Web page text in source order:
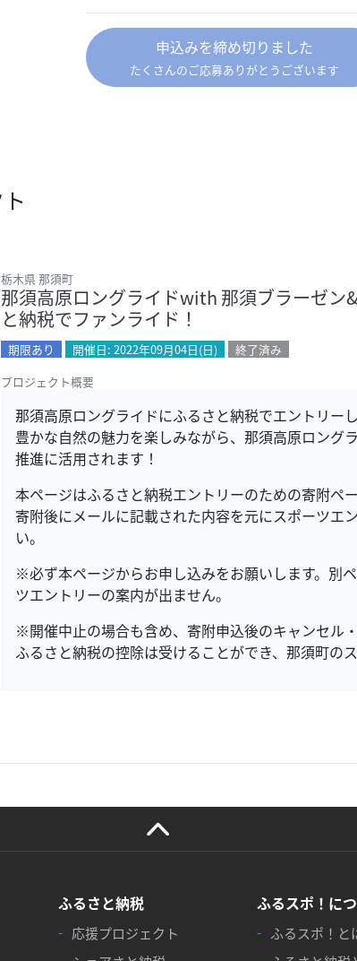
申込みを締め切りました
たくさんのご応募ありがとうございます
栃木県 那須町
那須高原ロングライドwith 那須ブラーゼン
と納税でファンライド！
期限あり 開催日: 2022年09月04日(日)
終了済み
プロジェクト概要
那須高原ロングライドにふるさと納税でエントリー
豊かな自然の魅力を楽しみながら、那須高原ロング
推進に活用されます！
本ページはふるさと納税エントリーのための寄附ペー
寄附後にメールに記載された内容を元にスポーツエ
い。
※必ず本ページからお申し込みをお願いします。別
ツエントリーの案内が出ません。
※開催中止の場合も含め、寄附申込後のキャンセル・
ふるさと納税の控除は受けることができ、那須町の
ふるさと納税
応援プロジェクト
ふるスポ！に
ふるスポ！と